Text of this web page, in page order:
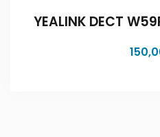
YEALINK DECT